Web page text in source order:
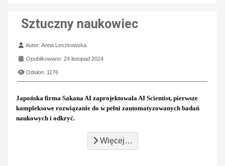
Sztuczny naukowiec
Szczegóły
Autor:Anna Leszkowska
Opublikowano: 24 listopad 2024
Odsłon: 1176
Japońska firma Sakana AI zaprojektowała AI Scientist, pierwsze
kompleksowe rozwiązanie do w pełni zautomatyzowanych badań
naukowych i odkryć.
Więcej…